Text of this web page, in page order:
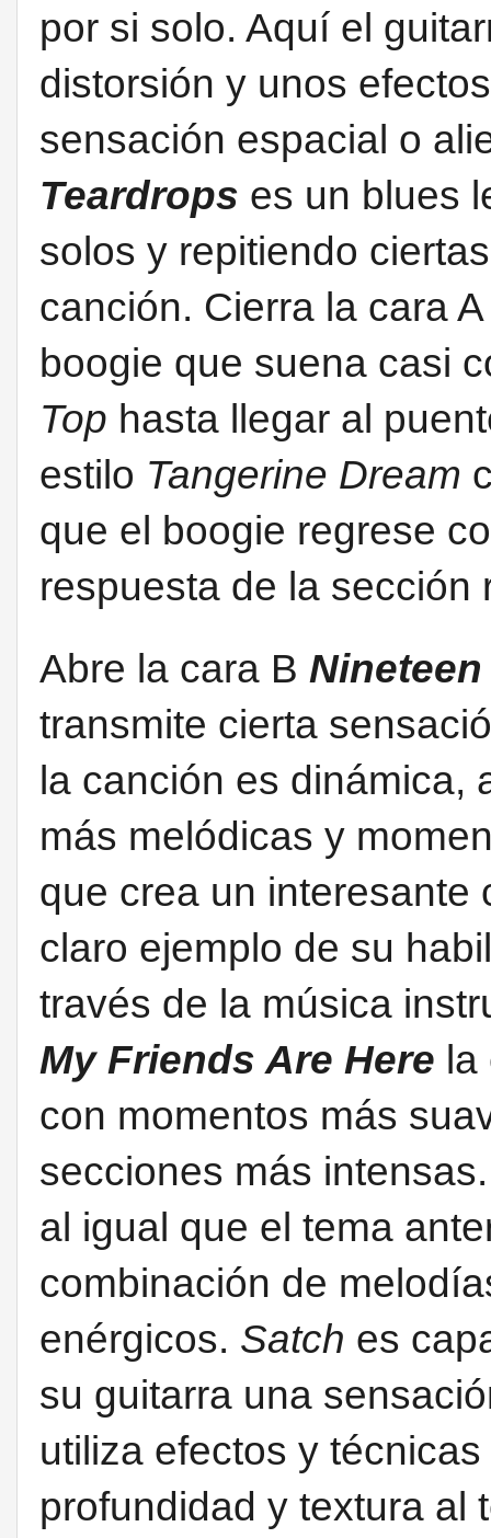
por si solo. Aquí el
distorsión y unos
sensación espacial o
Teardrops es un blues
solos y repitiendo
canción. Cierra la cara
boogie que suena casi
Top hasta llegar al
estilo Tangerine Dream
que el boogie regrese
respuesta de la
Abre la cara B
transmite cierta
la canción es dinámica,
más melódicas y
que crea un interesante
claro ejemplo de su
través de la música
My Friends Are Here la
con momentos más
secciones más
al igual que el tema
combinación de
enérgicos. Satch es
su guitarra una
utiliza efectos y
profundidad y textura al